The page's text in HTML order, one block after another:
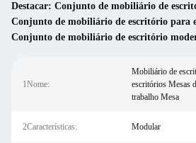
Destacar: Conjunto de mobiliário de
Conjunto de mobiliário de escritório para
Conjunto de mobiliário de escritório
1Nome:
Mobiliário de
escritórios Mesas
trabalho Mesa
2Características: Modular